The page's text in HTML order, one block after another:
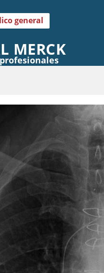
general
MERCK